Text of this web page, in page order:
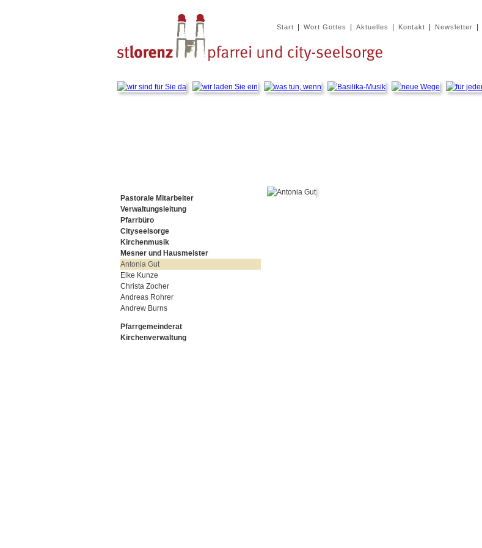
Start Wort Gottes Aktuelles Kontakt Newsletter
Navigation
überspringen
Pastorale Mitarbeiter
Verwaltungsleitung
Pfarrbüro
Cityseelsorge
Kirchenmusik
Mesner und Hausmeister
Antonia Gut
Elke Kunze
Christa Zocher
Andreas Rohrer
Andrew Burns
Pfarrgemeinderat
Kirchenverwaltung